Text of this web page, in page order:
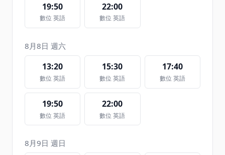
19:50
數位 英語
22:00
數位 英語
8月8日 週六
13:20
數位 英語
15:30
數位 英語
17:40
數位 英語
19:50
數位 英語
22:00
數位 英語
8月9日 週日